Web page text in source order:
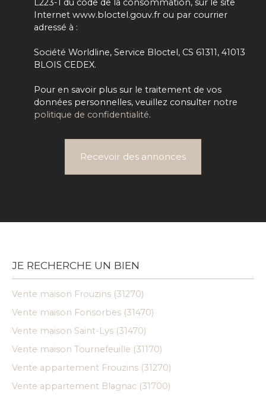
L223-1 du code de la consommation, sur le site
Internet www.bloctel.gouv.fr ou par courrier
adressé à :
Société Worldline, Service Bloctel, CS 61311, 41013
BLOIS CEDEX.
Pour en savoir plus sur le traitement de vos
données personnelles, veuillez consulter notre
politique de confidentialité.
Recevoir des annonces
JE RECHERCHE UN BIEN
Vente maison Frouzins (31270)
Vente maison Fonsorbes (31470)
Vente maison Saint-Lys (31470)
Vente maison Tournefeuille (31170)
Vente appartement Frouzins (31270)
Vente appartement Blagnac (31700)